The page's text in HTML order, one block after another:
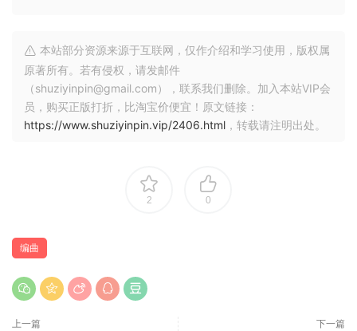
Playback in stereo or up to 11-channel surround systems
Approx. 350 vintage and classic drum machine sounds
New and improved scalable interface with detachable
windows
Edit Play Style, Tap2Find, Song Creator and Song Track
Built-in MIDI grid editor
DAW automation for built-in macro controls
🏠 HomePage
本站部分资源来源于互联网，仅作介绍和学习使用，版权属
原著所有。若有侵权，请发邮件
（shuziyinpin@gmail.com），联系我们删除。加入本站VIP会
员，购买正版打折，比淘宝价便宜！原文链接：
https://www.shuziyinpin.vip/2406.html ，转载请注明出处。
2 0
编曲
上一篇 下一篇